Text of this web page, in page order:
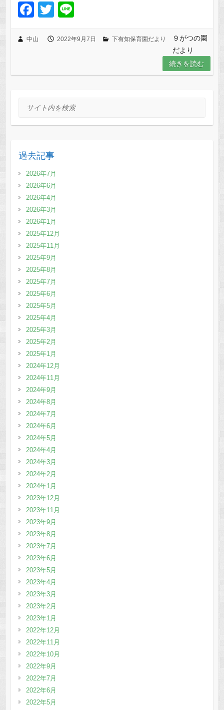
F
c
b
o
k
T
tt
e
中山 2022年9月7日 下有知保育園だより
９がつの園
だより
続きを読む
サイト内を検索
過去記事
2026年7月
2026年6月
2026年4月
2026年3月
2026年1月
2025年12月
2025年11月
2025年9月
2025年8月
2025年7月
2025年6月
2025年5月
2025年4月
2025年3月
2025年2月
2025年1月
2024年12月
2024年11月
2024年9月
2024年8月
2024年7月
2024年6月
2024年5月
2024年4月
2024年3月
2024年2月
2024年1月
2023年12月
2023年11月
2023年9月
2023年8月
2023年7月
2023年6月
2023年5月
2023年4月
2023年3月
2023年2月
2023年1月
2022年12月
2022年11月
2022年10月
2022年9月
2022年7月
2022年6月
2022年5月